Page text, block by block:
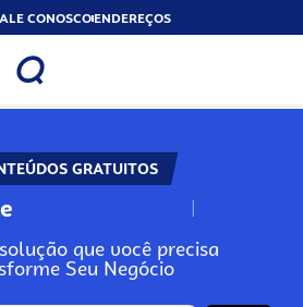
CONOSCOENDEREÇOS
GRATUITOS
N
que você precisa
Seu Negócio